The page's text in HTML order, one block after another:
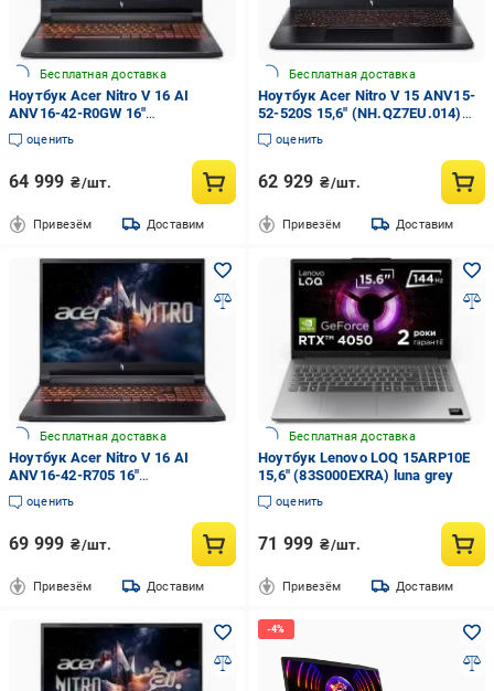
Бесплатная доставка
Ноутбук Acer Nitro V 16 AI
ANV16-42-R0GW 16"
(NH.U1HEU.00A) shale black
оценить
64 999 ₴/шт.
Привезём Доставим
Бесплатная доставка
Ноутбук Acer Nitro V 15 ANV15-
52-520S 15,6" (NH.QZ7EU.014)
obsidian black
оценить
62 929 ₴/шт.
Привезём Доставим
Бесплатная доставка
Ноутбук Acer Nitro V 16 AI
ANV16-42-R705 16"
(NH.U1JEU.007) shale black
оценить
69 999 ₴/шт.
Привезём Доставим
Бесплатная доставка
Ноутбук Lenovo LOQ 15ARP10E
15,6" (83S000EXRA) luna grey
оценить
71 999 ₴/шт.
Привезём Доставим